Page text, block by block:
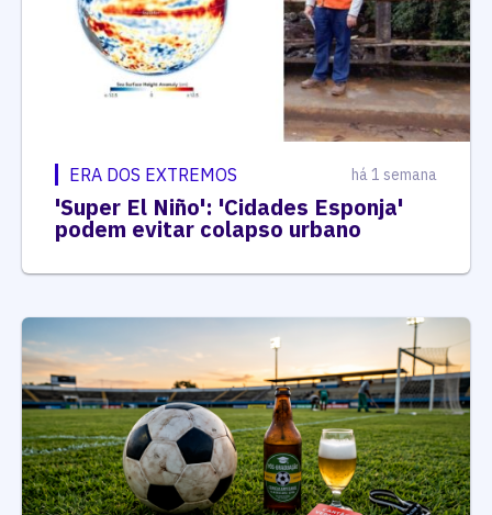
ERA DOS EXTREMOS há 1 semana
'Super El Niño': 'Cidades Esponja'
podem evitar colapso urbano